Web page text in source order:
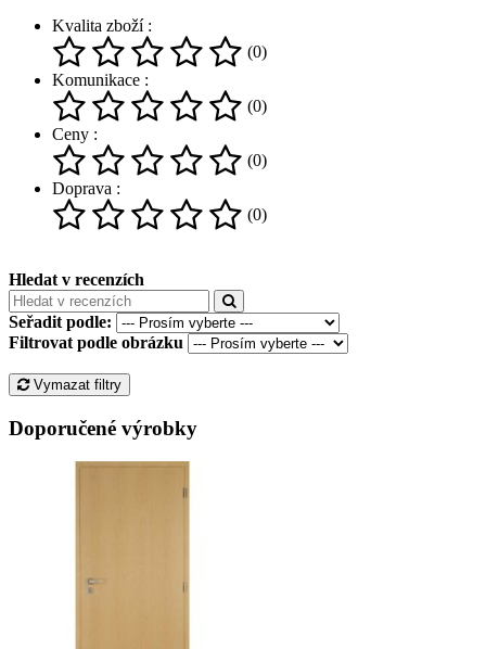
Kvalita zboží :
(0)
Komunikace :
(0)
Ceny :
(0)
Doprava :
(0)
Hledat v recenzích
Seřadit podle:
Filtrovat podle obrázku
Vymazat filtry
Doporučené výrobky